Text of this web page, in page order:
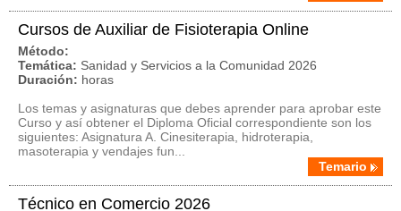
Cursos de Auxiliar de Fisioterapia Online
Método:
Temática: Sanidad y Servicios a la Comunidad 2026
Duración: horas
Los temas y asignaturas que debes aprender para aprobar este
Curso y así obtener el Diploma Oficial correspondiente son los
siguientes: Asignatura A. Cinesiterapia, hidroterapia,
masoterapia y vendajes fun...
Temario
Técnico en Comercio 2026